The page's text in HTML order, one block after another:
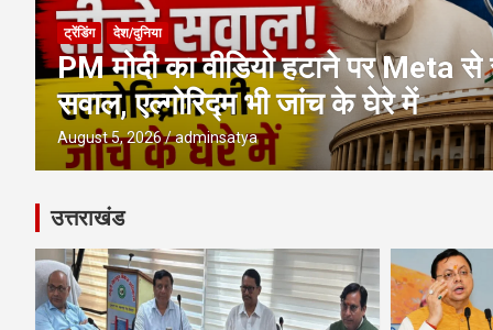
ट्रेंडिंग देश/दुनिया
PM मोदी का वीडियो हटाने पर Meta
सवाल, एल्गोरिद्म भी जांच के घेरे में
August 5, 2026 adminsatya
उत्तराखंड